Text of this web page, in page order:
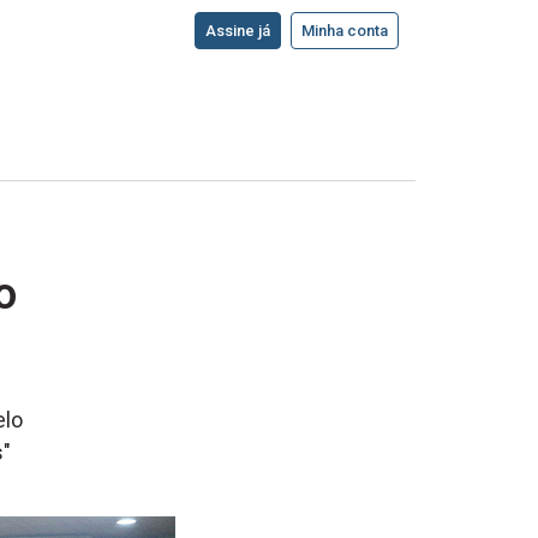
Assine já Minha conta